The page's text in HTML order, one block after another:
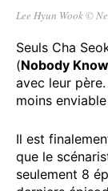
Lee Hyun Wook©
Seuls Cha
(Nobody
avec leur
moins
Il est
que le
seulement 8